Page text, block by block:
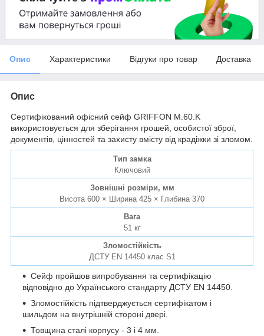
Опис Характеристики Відгуки про товар Доставка
Опис
Сертифікований офісний сейф GRIFFON M.60.K
використовується для зберігання грошей, особистої зброї,
документів, цінностей та захисту вмісту від крадіжки зі зломом.
Тип замка
Ключовий
Зовнішні розміри, мм
Висота 600 × Ширина 425 × Глибина 370
Вага
51 кг
Зломостійкість
ДСТУ EN 14450 клас S1
Сейф пройшов випробування та сертифікацію
відповідно до Українського стандарту ДСТУ EN 14450.
Зломостійкість підтверджується сертифікатом і
шильдом на внутрішній стороні двері.
Товщина сталі корпусу - 3 і 4 мм.